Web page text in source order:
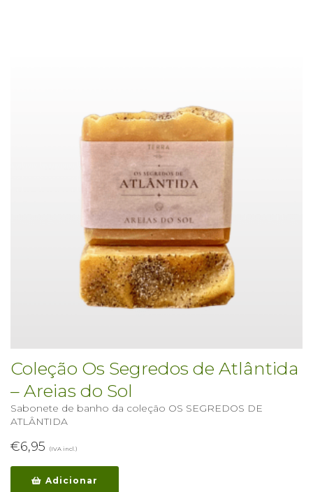
Coleção Os Segredos de Atlântida
– Areias do Sol
Sabonete de banho da coleção OS SEGREDOS DE
ATLÂNTIDA
€6,95 (IVA incl.)
Adicionar